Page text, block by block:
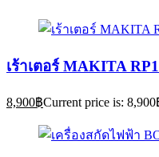
เร้าเตอร์ MAKITA
8,900฿Current price is: 8,900